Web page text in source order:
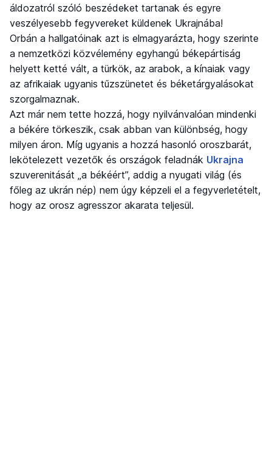
áldozatról szóló beszédeket tartanak és egyre
veszélyesebb fegyvereket küldenek Ukrajnába!
Orbán a hallgatóinak azt is elmagyarázta, hogy szerinte
a nemzetközi közvélemény egyhangú békepártiság
helyett ketté vált, a türkök, az arabok, a kínaiak vagy
az afrikaiak ugyanis tűzszünetet és béketárgyalásokat
szorgalmaznak.
Azt már nem tette hozzá, hogy nyilvánvalóan mindenki
a békére törkeszik, csak abban van különbség, hogy
milyen áron. Míg ugyanis a hozzá hasonló oroszbarát,
lekötelezett vezetők és országok feladnák Ukrajna
szuverenitását „a békéért”, addig a nyugati világ (és
főleg az ukrán nép) nem úgy képzeli el a fegyverletételt,
hogy az orosz agresszor akarata teljesül.